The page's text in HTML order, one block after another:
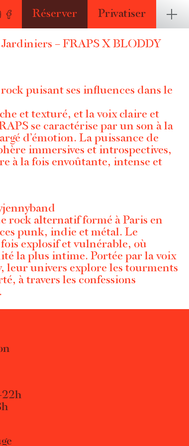
Réserver Privatiser
– FRAPS X BLODDY
puisant ses influences dans le
et texturé, et la voix claire et
se caractérise par un son à la
d’émotion. La puissance de
immersives et introspectives,
à la fois envoûtante, intense et
rock alternatif formé à Paris en
punk, indie et métal. Le
explosif et vulnérable, où
la plus intime. Portée par la voix
leur univers explore les tourments
à travers les confessions